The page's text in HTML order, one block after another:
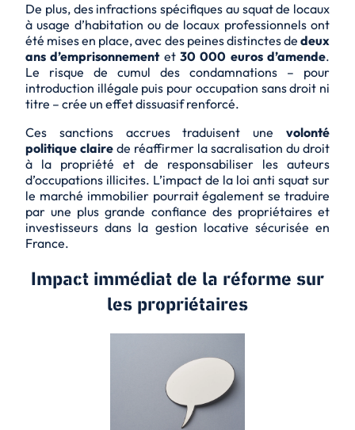
De plus, des infractions spécifiques au squat de locaux
à usage d’habitation ou de locaux professionnels ont
été mises en place, avec des peines distinctes de deux
ans d’emprisonnementet30 000 euros d’amende.
Le risque de cumul des condamnations – pour
introduction illégale puis pour occupation sans droit ni
titre – crée un effet dissuasif renforcé.
Ces sanctions accrues traduisent une volonté
politique claire de réaffirmer la sacralisation du droit
à la propriété et de responsabiliser les auteurs
d’occupations illicites. L’impact de la loi anti squat sur
le marché immobilier pourrait également se traduire
par une plus grande confiance des propriétaires et
investisseurs dans la gestion locative sécurisée en
France.
Impact immédiat de la réforme sur
les propriétaires